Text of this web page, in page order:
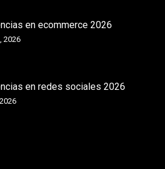
en ecommerce 2026
2026
en redes sociales 2026